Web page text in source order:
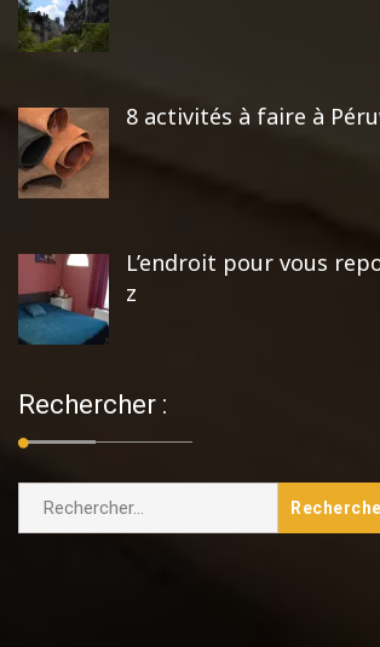
8 activités à faire à
L’endroit pour vous
z
Rechercher :